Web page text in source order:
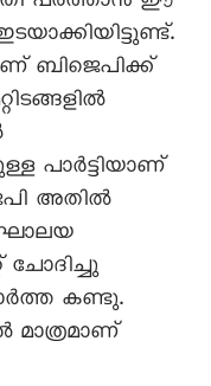
ബിജെപിക്ക്
പാര്‍ട്ടിയാണ്
അതില്‍
ചോദിച്ചു
കണ്ടു.
മാത്രമാണ്